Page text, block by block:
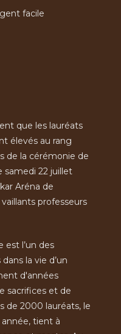
facile
que les lauréats
élevés au rang
de la cérémonie de
samedi 22 juillet
Aréna de
professeurs
est l’un des
la vie d’un
d'années
sacrifices et de
de 2000 lauréats, le
tient à